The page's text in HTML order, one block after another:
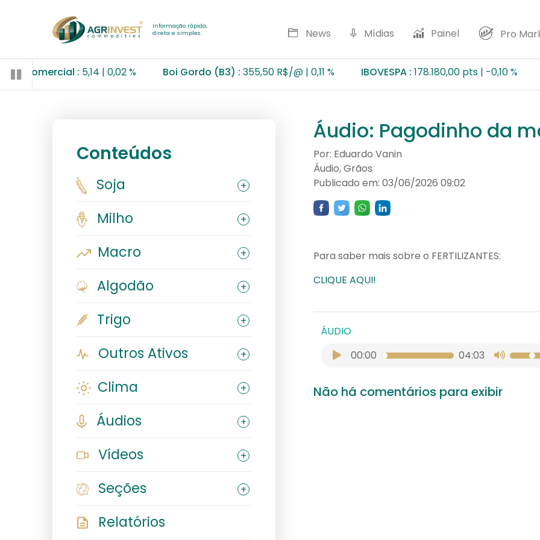
Informação rápida,
direta e simples.
News Mídias Painel Pro
:5,14 0,02 % Boi Gordo (B3) : 355,50 R$/@ 0,11 % IBOVESPA :178.180,00 pts -0,10 % Milho
Conteúdos
Soja
Milho
Macro
Algodão
Trigo
Outros Ativos
Clima
Áudios
Vídeos
Seções
Relatórios
Áudio: Pagodinho da
Por: Eduardo Vanin
Áudio, Grãos
Publicado em: 03/06/2026 09:02
Para saber mais sobre o FERTILIZANTES:
CLIQUE AQUI!
ÁUDIO
00:00
04:03
Não há comentários para exibir